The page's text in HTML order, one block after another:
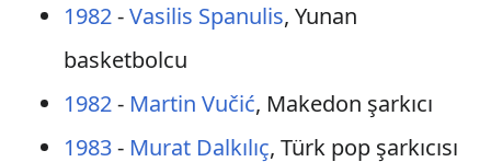
1982-Vasilis Spanulis, Yunan
basketbolcu
1982- Martin Vučić, Makedon şarkıcı
1983- Murat Dalkılıç, Türk pop şarkıcısı